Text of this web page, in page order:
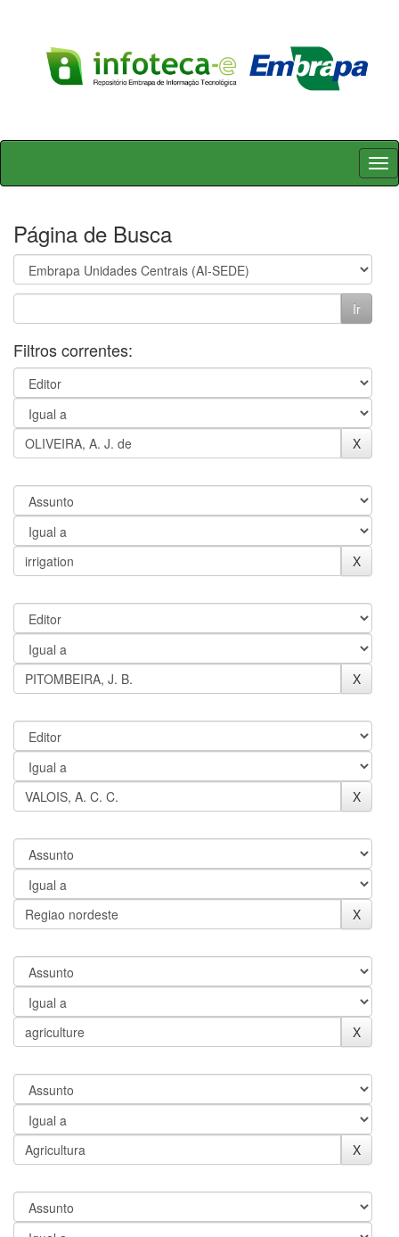
Skip
Página de Busca
Filtros correntes: